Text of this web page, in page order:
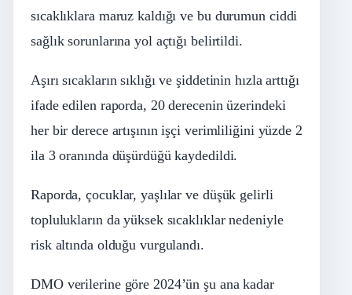
sıcaklıklara maruz kaldığı ve bu durumun ciddi
sağlık sorunlarına yol açtığı belirtildi.
Aşırı sıcakların sıklığı ve şiddetinin hızla arttığı
ifade edilen raporda, 20 derecenin üzerindeki
her bir derece artışının işçi verimliliğini yüzde 2
ila 3 oranında düşürdüğü kaydedildi.
Raporda, çocuklar, yaşlılar ve düşük gelirli
toplulukların da yüksek sıcaklıklar nedeniyle
risk altında olduğu vurgulandı.
DMO verilerine göre 2024’ün şu ana kadar